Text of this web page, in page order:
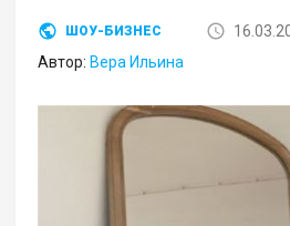
ШОУ-БИЗНЕС
Автор: Вера Ильина